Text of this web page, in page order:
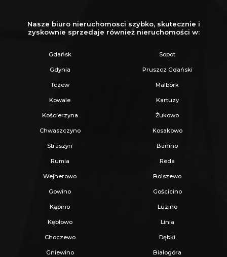
Nasze biuro nieruchomosci szybko, skutecznie i
zyskownie sprzedaje również nieruchomości w:
Gdańsk Sopot
Gdynia Pruszcz Gdański
Tczew Malbork
Kowale Kartuzy
Kościerzyna Żukowo
Chwaszczyno Kosakowo
Straszyn Banino
Rumia Reda
Wejherowo Bolszewo
Gowino Gościcino
Kąpino Luzino
Kębłowo Linia
Choczewo Dębki
Gniewino Białogóra